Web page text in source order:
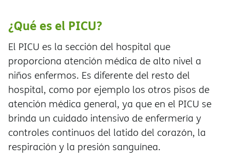
¿Qué es el PICU?
El PICU es la sección del hospital que
proporciona atención médica de alto nivel a
niños enfermos. Es diferente del resto del
hospital, como por ejemplo los otros pisos de
atención médica general, ya que en el PICU se
brinda un cuidado intensivo de enfermería y
controles continuos del latido del corazón, la
respiración y la presión sanguínea.